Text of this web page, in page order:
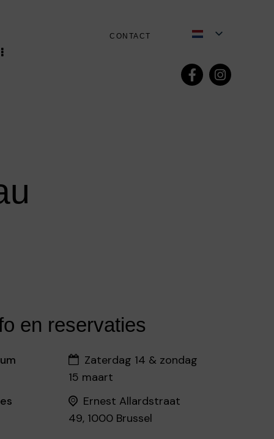
CONTACT
en reservaties
Zaterdag 14 & zondag
15 maart
Ernest Allardstraat
49, 1000 Brussel